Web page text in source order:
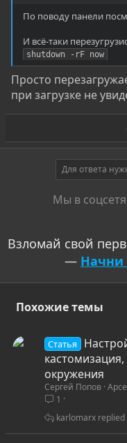
По поводу панели
И всё-таки
shutdown -rF now
Просто
при загрузке не
Для ответа
Мы в
Взломай свой
— Начни
Похожие темы
Статья
окружения
Сергей Попов
1
karlomarx